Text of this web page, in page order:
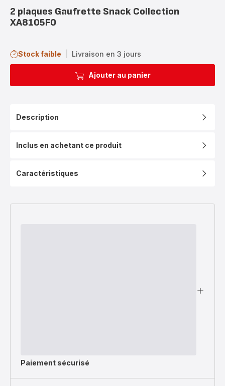
2 plaques Gaufrette Snack Collection
XA8105F0
Stock faible Livraison en 3 jours
Ajouter au panier
Description
Inclus en achetant ce produit
Caractéristiques
Paiement sécurisé